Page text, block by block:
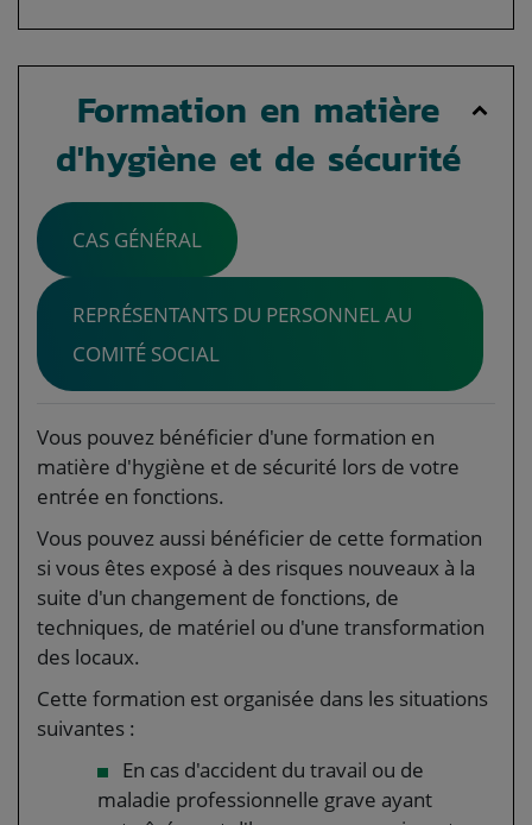
Formation en matière
d'hygiène et de sécurité
CAS GÉNÉRAL
REPRÉSENTANTS DU PERSONNEL AU
COMITÉ SOCIAL
Vous pouvez bénéficier d'une formation en
matière d'hygiène et de sécurité lors de votre
entrée en fonctions.
Vous pouvez aussi bénéficier de cette formation
si vous êtes exposé à des risques nouveaux à la
suite d'un changement de fonctions, de
techniques, de matériel ou d'une transformation
des locaux.
Cette formation est organisée dans les situations
suivantes :
En cas d'accident du travail ou de
maladie professionnelle grave ayant